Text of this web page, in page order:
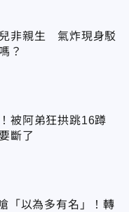
非親生 氣炸現身駁
？
被阿弟狂拱跳16蹲
斷了
「以為多有名」！轉